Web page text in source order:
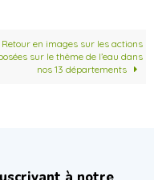
Retour en images sur les actions
sur le thème de l’eau dans
nos 13 départements